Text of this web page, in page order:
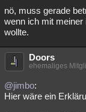
nö, muss gerade
wenn ich mit
wollte.
Doors
ehemaliges
@jimbo:
Hier wäre ein